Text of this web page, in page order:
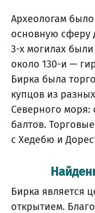
Археологам
основную сферу
3-х могилах
около 130-и —
Бирка была
купцов из
Северного моря:
балтов.
с Хедебю и
Бирка является
открытием.